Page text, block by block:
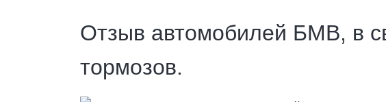
Отзыв автомобилей БМВ, в
тормозов.